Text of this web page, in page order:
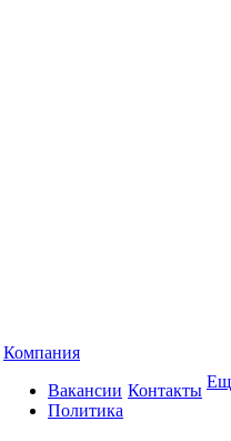
Компания
Вакансии
Политика
Контакты